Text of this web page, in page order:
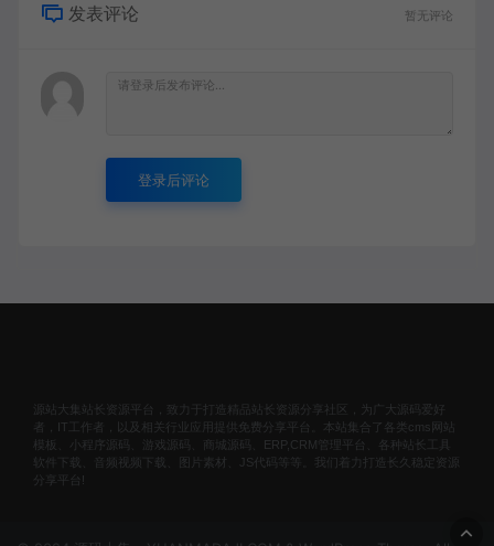
发表评论 暂无评论
登录后评论
源站大集站长资源平台，致力于打造精品站长资源分享社区，为广大源码爱好
者，IT工作者，以及相关行业应用提供免费分享平台。本站集合了各类cms网站
模板、小程序源码、游戏源码、商城源码、ERP,CRM管理平台、各种站长工具
软件下载、音频视频下载、图片素材、JS代码等等。我们着力打造长久稳定资源
分享平台!